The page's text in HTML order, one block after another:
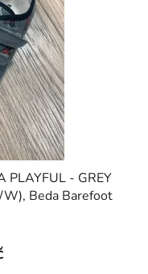
PLAYFUL - GREY
Beda Barefoot